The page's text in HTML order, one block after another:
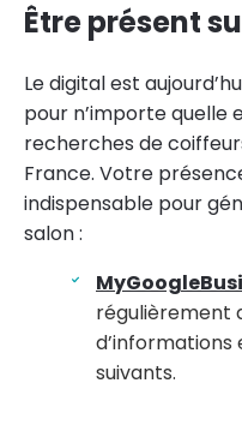
Être présent
Le digital est
pour n’importe quelle
recherches de
France. Votre
indispensable pour
salon :
régulièrement
d’informations
suivants.